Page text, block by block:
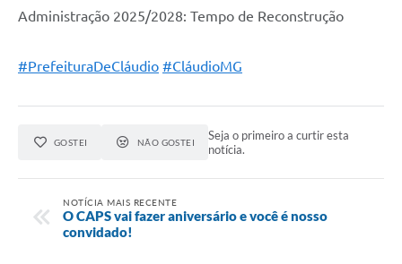
Administração 2025/2028: Tempo de Reconstrução
#PrefeituraDeCláudio #CláudioMG
GOSTEI NÃO GOSTEI
Seja o primeiro a curtir esta
notícia.
NOTÍCIA MAIS RECENTE
O CAPS vai fazer aniversário e você é nosso
convidado!